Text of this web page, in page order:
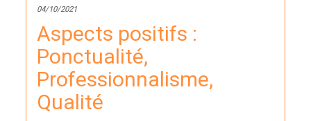
04/10/2021
Aspects positifs :
Ponctualité,
Professionnalisme,
Qualité